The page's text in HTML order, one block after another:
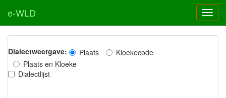
e-WLD
Dialectweergave: Plaats
Kloekecode
Plaats en Kloeke
Dialectlijst